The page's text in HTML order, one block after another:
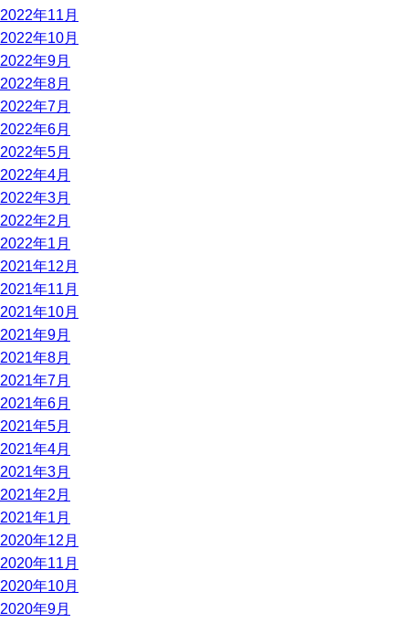
2022年11月
2022年10月
2022年9月
2022年8月
2022年7月
2022年6月
2022年5月
2022年4月
2022年3月
2022年2月
2022年1月
2021年12月
2021年11月
2021年10月
2021年9月
2021年8月
2021年7月
2021年6月
2021年5月
2021年4月
2021年3月
2021年2月
2021年1月
2020年12月
2020年11月
2020年10月
2020年9月